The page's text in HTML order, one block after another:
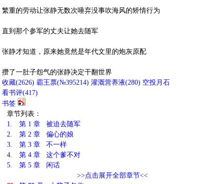
繁重的劳动让张静无数次唾弃没事吹海风的矫情行为
直到那个参军的丈夫让她去随军
张静才知道，原来她竟然是年代文里的炮灰原配
攒了一肚子怨气的张静决定干翻世界
收藏(2626) 霸王票(№395214) 灌溉营养液(280) 空投月石
看书评(417)
书签
章节列表：
1.
第 1 章 被迫去随军
2.
第 2 章 偏心的娘
3.
第 3 章 不一样
4.
第 4 章 这个爹不对
5.
第 5 章 闲话
>>点击展开全部章节<<